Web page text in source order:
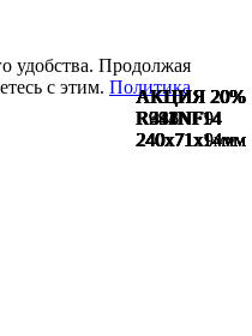
АКЦИЯ 20%
R436NF9
240х71х9мм
АКЦИЯ 20%
R782NF14
240х71х14мм
АКЦИЯ 20%
R991NF14
240х71х14мм
АКЦИЯ 20%
R694NF14
240х71х14мм
АКЦИЯ 20%
R911NF14
240х71х14мм
АКЦИЯ 20%
R941NF14
240х71х14мм
АКЦИЯ 20%
R343NF9
240х71х9мм
удобства. Продолжая
с этим. Политика